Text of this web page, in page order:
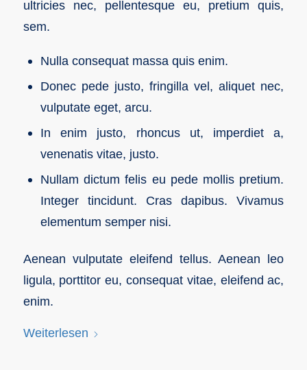
ultricies nec, pellentesque eu, pretium quis,
sem.
Nulla consequat massa quis enim.
Donec pede justo, fringilla vel, aliquet nec,
vulputate eget, arcu.
In enim justo, rhoncus ut, imperdiet a,
venenatis vitae, justo.
Nullam dictum felis eu pede mollis pretium.
Integer tincidunt. Cras dapibus. Vivamus
elementum semper nisi.
Aenean vulputate eleifend tellus. Aenean leo
ligula, porttitor eu, consequat vitae, eleifend ac,
enim.
Weiterlesen